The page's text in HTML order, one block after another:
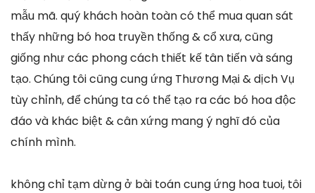
mẫu mã. quý khách hoàn toàn có thể mua quan sát
thấy những bó hoa truyền thống & cổ xưa, cũng
giống như các phong cách thiết kế tân tiến và sáng
tạo. Chúng tôi cũng cung ứng Thương Mại & dịch Vụ
tùy chỉnh, để chúng ta có thể tạo ra các bó hoa độc
đáo và khác biệt & cân xứng mang ý nghĩ đó của
chính mình.
không chỉ tạm dừng ở bài toán cung ứng hoa tuoi, tôi